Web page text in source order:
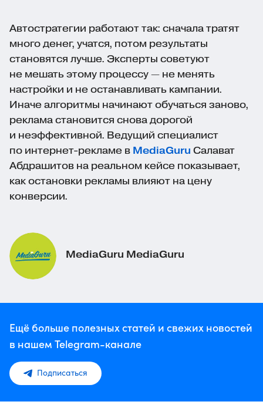
Автостратегии работают так: сначала тратят
много денег, учатся, потом результаты
становятся лучше. Эксперты советуют
не мешать этому процессу — не менять
настройки и не останавливать кампании.
Иначе алгоритмы начинают обучаться заново,
реклама становится снова дорогой
и неэффективной. Ведущий специалист
по интернет-рекламе в MediaGuru Салават
Абдрашитов на реальном кейсе показывает,
как остановки рекламы влияют на цену
конверсии.
MediaGuru MediaGuru
Ещё больше полезных статей и свежих новостей
в нашем Telegram-канале
Подписаться